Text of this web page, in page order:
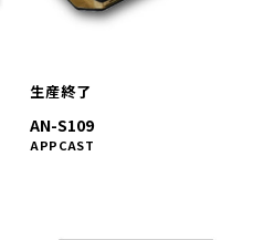
生産終了
AN-S109
APPCAST